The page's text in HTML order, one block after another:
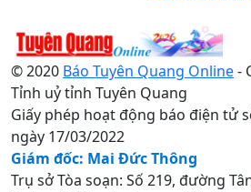
© 2020 Báo Tuyên Quang Online-
Tỉnh uỷ tỉnh Tuyên Quang
Giấy phép hoạt động báo điện tử
ngày 17/03/2022
Giám đốc: Mai Đức Thông
Trụ sở Tòa soạn: Số 219, đường